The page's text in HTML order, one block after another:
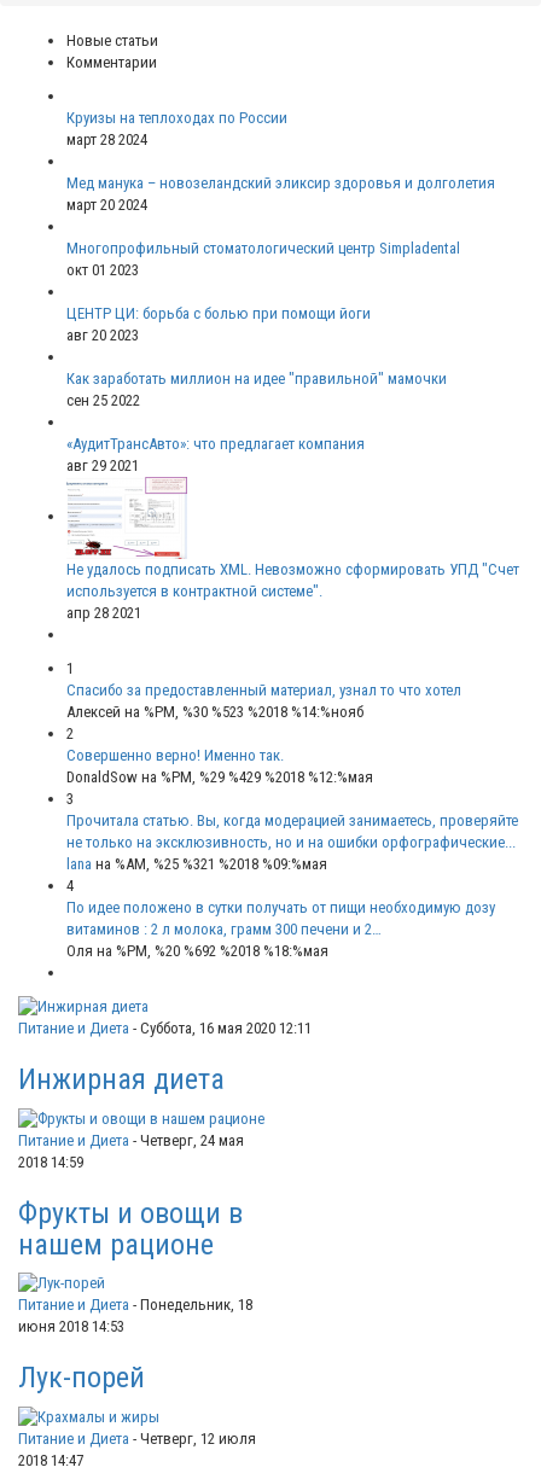
Новые статьи
Комментарии
Круизы на теплоходах по России
март 28 2024
Мед манука – новозеландский эликсир здоровья и долголетия
март 20 2024
Многопрофильный стоматологический центр Simpladental
окт 01 2023
ЦЕНТР ЦИ: борьба с болью при помощи йоги
авг 20 2023
Как заработать миллион на идее "правильной" мамочки
сен 25 2022
«АудитТрансАвто»: что предлагает компания
авг 29 2021
Не удалось подписать XML. Невозможно сформировать УПД "Счет
используется в контрактной системе".
апр 28 2021
1
Спасибо за предоставленный материал, узнал то что хотел
Алексей на %PM, %30 %523 %2018 %14:%нояб
2
Совершенно верно! Именно так.
DonaldSow на %PM, %29 %429 %2018 %12:%мая
3
Прочитала статью. Вы, когда модерацией занимаетесь, проверяйте
не только на эксклюзивность, но и на ошибки орфографические...
lana на %AM, %25 %321 %2018 %09:%мая
4
По идее положено в сутки получать от пищи необходимую дозу
витаминов : 2 л молока, грамм 300 печени и 2…
Оля на %PM, %20 %692 %2018 %18:%мая
Питание и Диета - Суббота, 16 мая 2020 12:11
Инжирная диета
Питание и Диета - Четверг, 24 мая
2018 14:59
Фрукты и овощи в
нашем рационе
Питание и Диета - Понедельник, 18
июня 2018 14:53
Лук-порей
Питание и Диета - Четверг, 12 июля
2018 14:47